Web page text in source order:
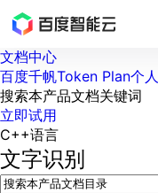
文档中心
百度千帆Token Plan个
搜索本产品文档关键词
立即试用
C++语言
文字识别